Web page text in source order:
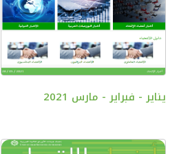
يناير - فبراير - مارس 2021